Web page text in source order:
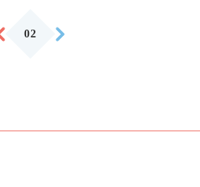
02